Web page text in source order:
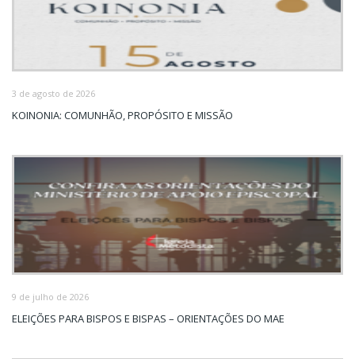
3 de agosto de 2026
KOINONIA: COMUNHÃO, PROPÓSITO E MISSÃO
9 de julho de 2026
ELEIÇÕES PARA BISPOS E BISPAS – ORIENTAÇÕES DO MAE